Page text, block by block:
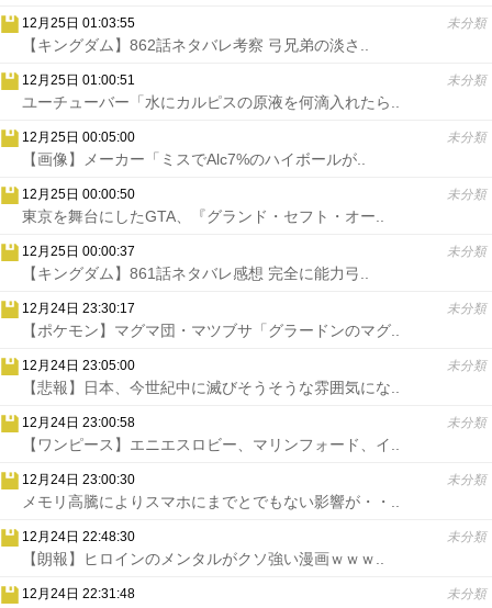
12月25日 01:03:55 未分類
【キングダム】862話ネタバレ考察 弓兄弟の淡さ..
12月25日 01:00:51 未分類
ユーチューバー「水にカルピスの原液を何滴入れたら..
12月25日 00:05:00 未分類
【画像】メーカー「ミスでAlc7%のハイボールが..
12月25日 00:00:50 未分類
東京を舞台にしたGTA、『グランド・セフト・オー..
12月25日 00:00:37 未分類
【キングダム】861話ネタバレ感想 完全に能力弓..
12月24日 23:30:17 未分類
【ポケモン】マグマ団・マツブサ「グラードンのマグ..
12月24日 23:05:00 未分類
【悲報】日本、今世紀中に滅びそうそうな雰囲気にな..
12月24日 23:00:58 未分類
【ワンピース】エニエスロビー、マリンフォード、イ..
12月24日 23:00:30 未分類
メモリ高騰によりスマホにまでとでもない影響が・・..
12月24日 22:48:30 未分類
【朗報】ヒロインのメンタルがクソ強い漫画ｗｗｗ..
12月24日 22:31:48 未分類